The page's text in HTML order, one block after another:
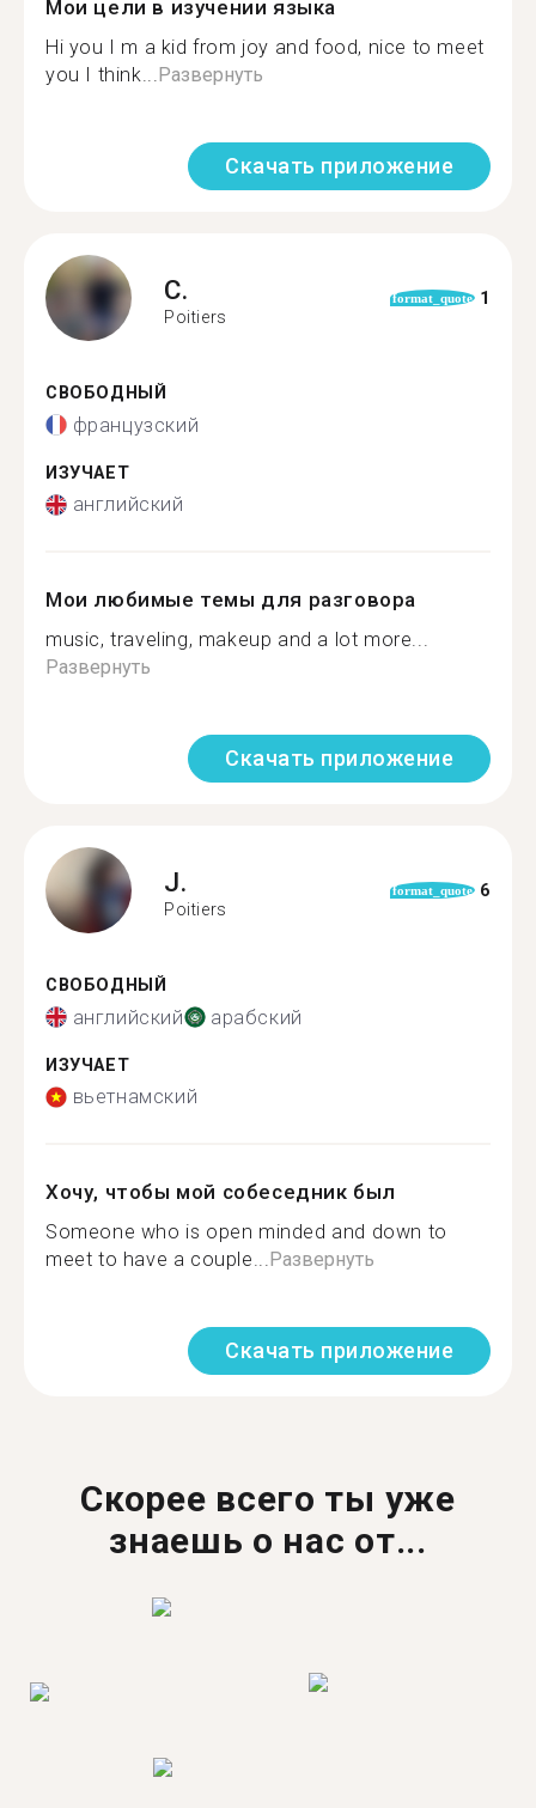
Мои цели в изучении языка
Hi you I m a kid from joy and food, nice to meet
you I think...Развернуть
Скачать приложение
C.
Poitiers
format_quote 1
СВОБОДНЫЙ
французский
ИЗУЧАЕТ
английский
Мои любимые темы для разговора
music, traveling, makeup and a lot more...
Развернуть
Скачать приложение
J.
Poitiers
format_quote 6
СВОБОДНЫЙ
английский арабский
ИЗУЧАЕТ
вьетнамский
Хочу, чтобы мой собеседник был
Someone who is open minded and down to
meet to have a couple...Развернуть
Скачать приложение
Скорее всего ты уже
знаешь о нас от...